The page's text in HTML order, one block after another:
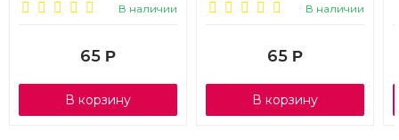
В наличии
65 Р
В корзину
В наличии
65 Р
В корзину